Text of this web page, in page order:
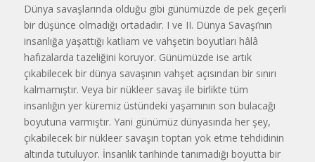
Dünya savaşlarında olduğu gibi günümüzde de pek geçerli
bir düşünce olmadığı ortadadır. I ve II. Dünya Savaşı’nın
insanlığa yaşattığı katliam ve vahşetin boyutları hâlâ
hafızalarda tazeliğini koruyor. Günümüzde ise artık
çıkabilecek bir dünya savaşının vahşet açısından bir sınırı
kalmamıştır. Veya bir nükleer savaş ile birlikte tüm
insanlığın yer küremiz üstündeki yaşamının son bulacağı
boyutuna varmıştır. Yani günümüz dünyasında her şey,
çıkabilecek bir nükleer savaşın toptan yok etme tehdidinin
altında tutuluyor. İnsanlık tarihinde tanımadığı boyutta bir